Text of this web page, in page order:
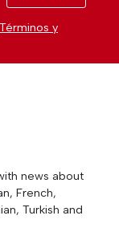
Términos y
news about
French,
Turkish and